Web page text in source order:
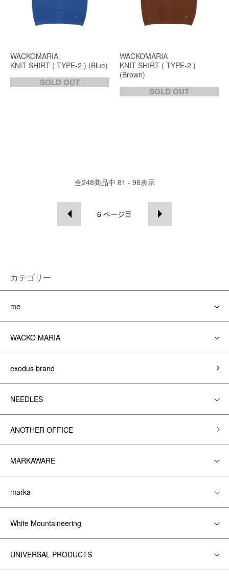
WACKOMARIA
KNIT SHIRT ( TYPE-2 ) (Blue)
SOLD OUT
WACKOMARIA
KNIT SHIRT ( TYPE-2 )
(Brown)
SOLD OUT
全248商品中 81 - 96表示
6 ページ目
カテゴリー
me
WACKO MARIA
exodus brand
NEEDLES
ANOTHER OFFICE
MARKAWARE
marka
White Mountaineering
UNIVERSAL PRODUCTS